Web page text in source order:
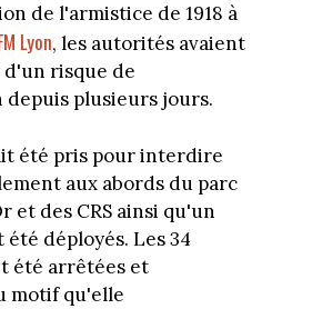
de l'armistice de 1918 à
Lyon, les autorités avaient
d'un risque de
plusieurs jours.
été pris pour interdire
aux abords du parc
et des CRS ainsi qu'un
déployés. Les 34
été arrêtées et
motif qu'elle